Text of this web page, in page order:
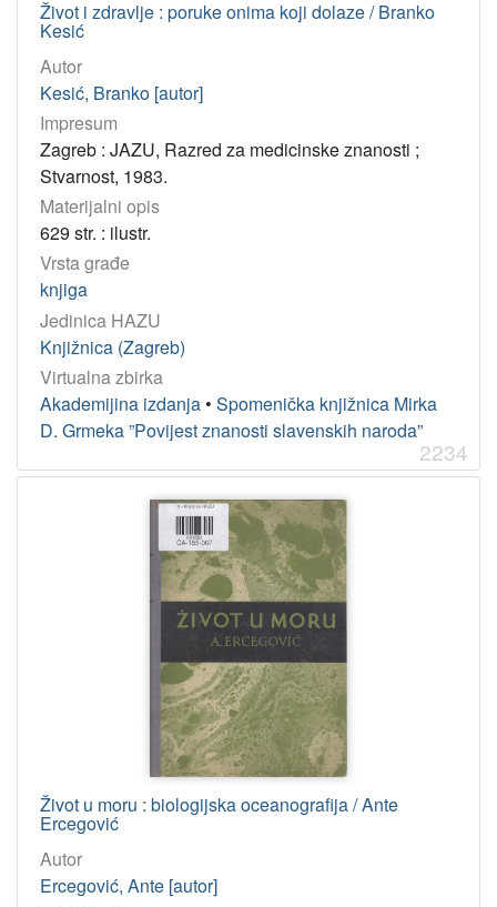
Život i zdravlje : poruke onima koji dolaze / Branko
Kesić
Autor
Kesić, Branko [autor]
Impresum
Zagreb : JAZU, Razred za medicinske znanosti ;
Stvarnost, 1983.
Materijalni opis
629 str. : ilustr.
Vrsta građe
knjiga
Jedinica HAZU
Knjižnica (Zagreb)
Virtualna zbirka
Akademijina izdanja • Spomenička knjižnica Mirka
D. Grmeka ”Povijest znanosti slavenskih naroda”
2234
Život u moru : biologijska oceanografija / Ante
Ercegović
Autor
Ercegović, Ante [autor]